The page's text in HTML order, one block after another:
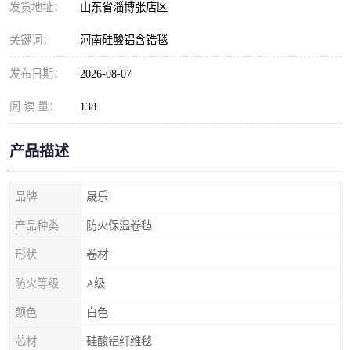
发货地址： 山东省淄博张店区
关键词： 河南硅酸铝含锆毯
发布日期： 2026-08-07
阅 读 量： 138
产品描述
品牌 晟乐
产品种类 防火保温卷毡
形状 卷材
防火等级 A级
颜色 白色
芯材 硅酸铝纤维毯